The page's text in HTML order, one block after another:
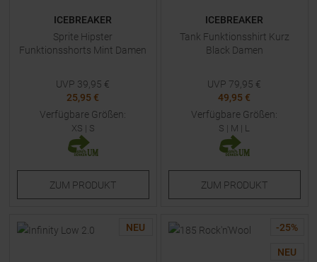
ICEBREAKER
Sprite Hipster
Funktionsshorts Mint Damen
UVP 39,95 €
25,95 €
Verfügbare Größen:
XS | S
ZUM PRODUKT
ICEBREAKER
Tank Funktionsshirt Kurz
Black Damen
UVP 79,95 €
49,95 €
Verfügbare Größen:
S | M | L
ZUM PRODUKT
NEU -25%
NEU